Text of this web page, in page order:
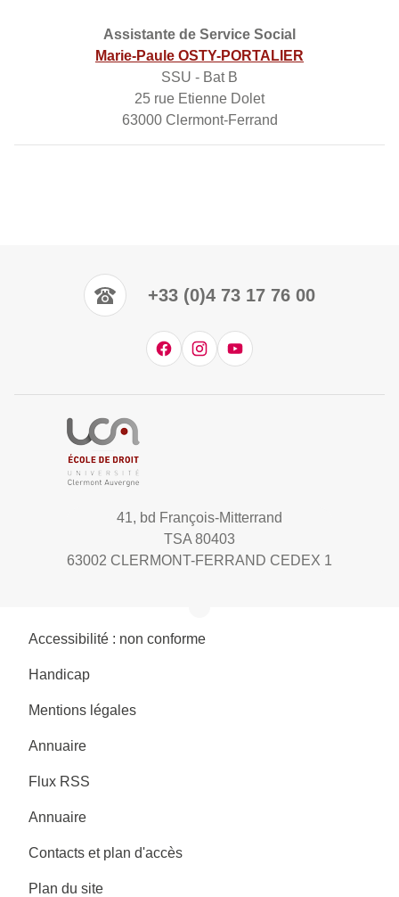
Assistante de Service Social
Marie-Paule OSTY-PORTALIER
SSU - Bat B
25 rue Etienne Dolet
63000 Clermont-Ferrand
+33 (0)4 73 17 76 00
41, bd François-Mitterrand
TSA 80403
63002 CLERMONT-FERRAND CEDEX 1
Accessibilité : non conforme
Handicap
Mentions légales
Annuaire
Flux RSS
Annuaire
Contacts et plan d'accès
Plan du site